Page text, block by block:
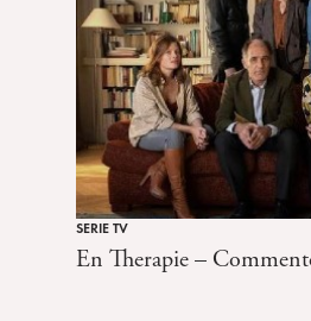
SERIE TV
En Therapie –